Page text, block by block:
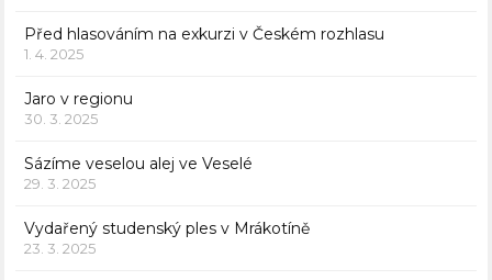
Před hlasováním na exkurzi v Českém rozhlasu
1. 4. 2025
Jaro v regionu
30. 3. 2025
Sázíme veselou alej ve Veselé
29. 3. 2025
Vydařený studenský ples v Mrákotíně
23. 3. 2025